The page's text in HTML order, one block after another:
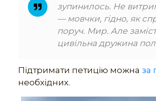
зупинилось. Не
— мовчки, гідно, як
поруч. Мир. Але
цивільна дружина
Підтримати петицію можна за
необхідних.